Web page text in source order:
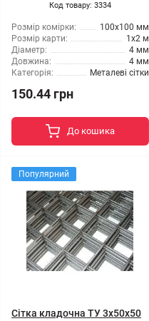
Код товару: 3334
Розмір комірки:
100x100 мм
Розмір карти:
1x2 м
Діаметр:
4 мм
Довжина:
4 мм
Категорія:
Металеві сітки
150.44 грн
До кошика
Популярний
Сітка кладочна ТУ 3x50x50